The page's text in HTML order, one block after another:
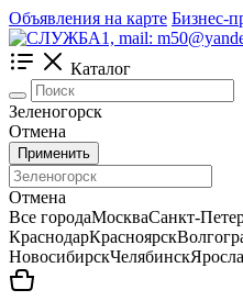
Объявления на карте Бизнес-
Каталог
Зеленогорск
Отмена
Применить
Отмена
Все городаМоскваСанкт-
КраснодарКрасноярск
НовосибирскЧелябинск